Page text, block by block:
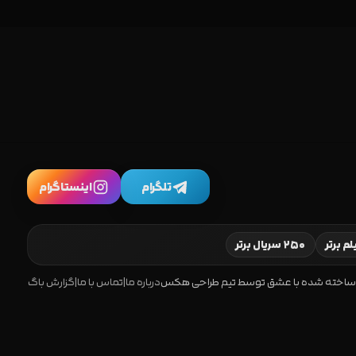
تلگرام اینستاگرام
۲۵۰ سریال برتر
ساخته شده با عشق توسط تیم طراحی هکسدرباره ما|تماس با ما|گزارش باگ